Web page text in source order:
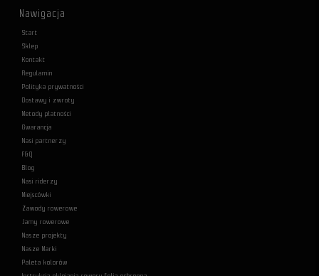
Nawigacja
Start
Sklep
Kontakt
Regulamin
Polityka prywatności
Dostawy i zwroty
Metody płatności
Gwarancja
Nasi partnerzy
F&Q
Blog
Nasi riderzy
Miejscówki
Zawody rowerowe
Jamy rowerowe
Nasze projekty
Nasze Marki
Paleta kolorów